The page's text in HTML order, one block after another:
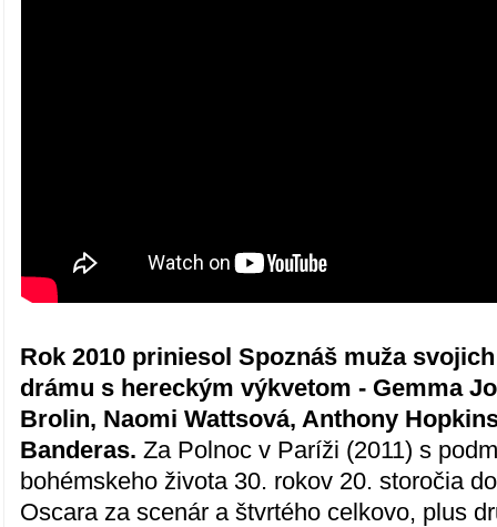
Rok 2010 priniesol Spoznáš muža
drámu s hereckým výkvetom - Gemma
Brolin, Naomi Wattsová, Anthony
Banderas. Za Polnoc v Paríži (2011) s
bohémskeho života 30. rokov 20. storočia
Oscara za scenár a štvrtého celkovo, plus